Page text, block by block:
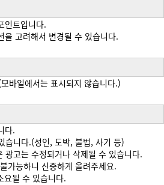
인트입니다.
을 고려해서 변경될 수 있습니다.
바일에서는 표시되지 않습니다.)
다.
습니다.(성인, 도박, 불법, 사기 등)
광고는 수정되거나 삭제될 수 있습니다.
가능하니 신중하게 올려주세요.
요될 수 있습니다.